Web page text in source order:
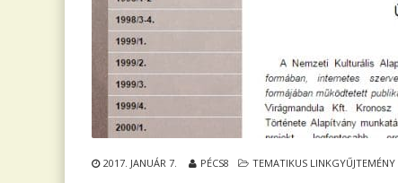
2017. JANUÁR 7. PÉCS8 TEMATIKUS LINKGYŰJTEMÉNY